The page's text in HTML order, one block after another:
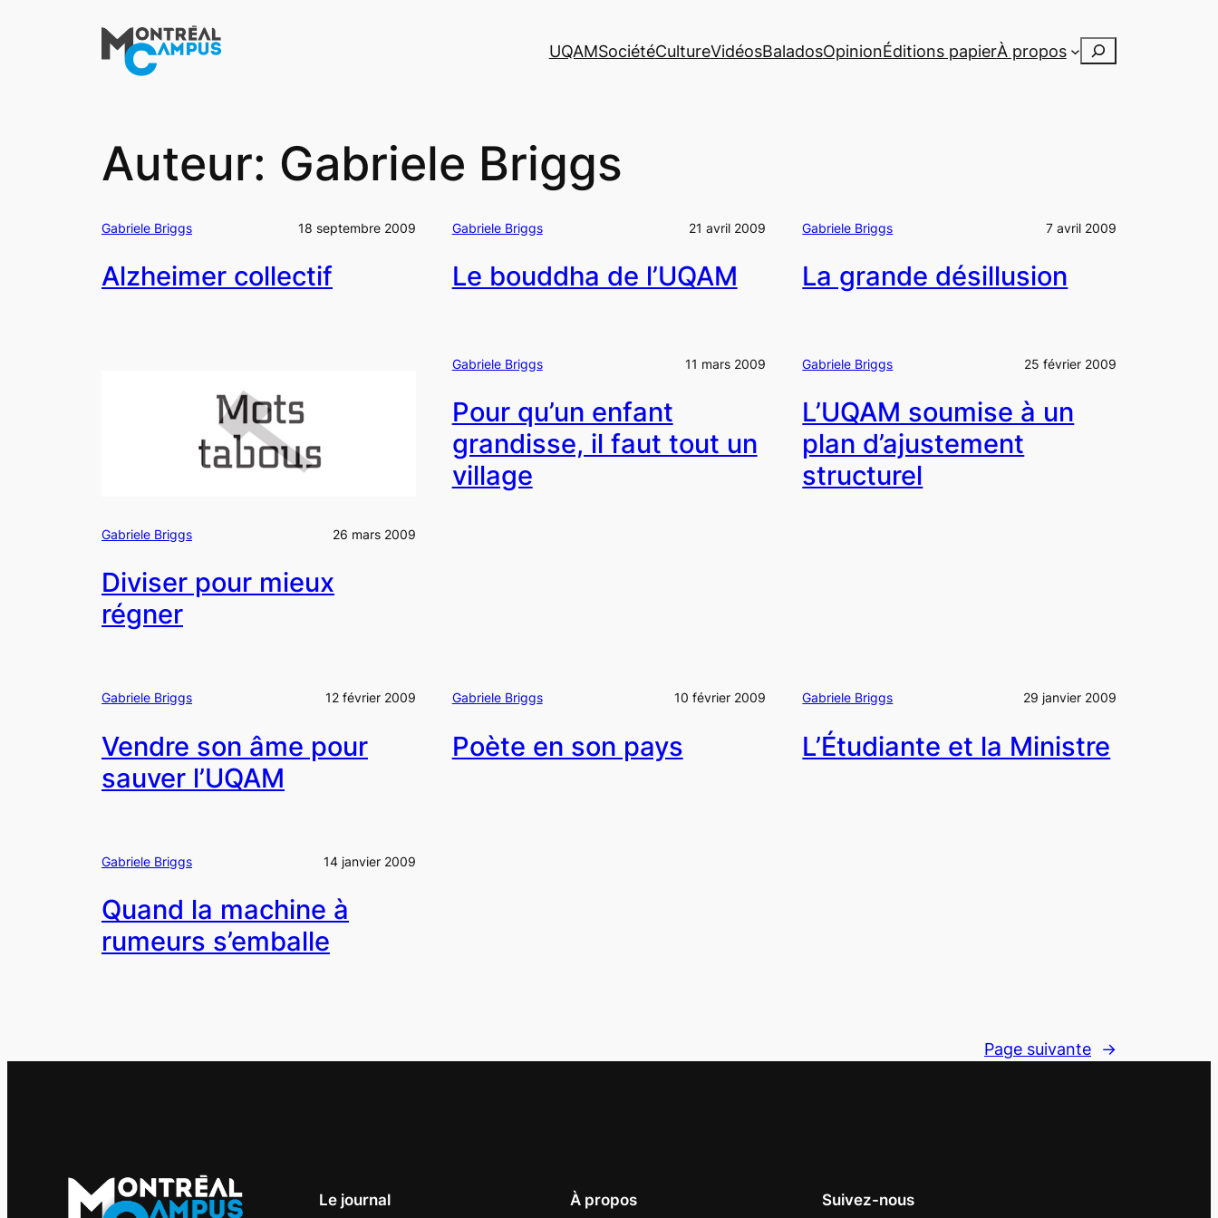
UQAMSociétéCultureVidéosBaladosOpinionÉditions papierÀ propos Rechercher
Auteur: Gabriele Briggs
Gabriele Briggs 18 septembre 2009
Alzheimer collectif
Gabriele Briggs 21 avril 2009
Le bouddha de l’UQAM
Gabriele Briggs 7 avril 2009
La grande désillusion
Gabriele Briggs 26 mars 2009
Diviser pour mieux
régner
Gabriele Briggs 11 mars 2009
Pour qu’un enfant
grandisse, il faut tout un
village
Gabriele Briggs 25 février 2009
L’UQAM soumise à un
plan d’ajustement
structurel
Gabriele Briggs 12 février 2009
Vendre son âme pour
sauver l’UQAM
Gabriele Briggs 10 février 2009
Poète en son pays
Gabriele Briggs 29 janvier 2009
L’Étudiante et la Ministre
Gabriele Briggs 14 janvier 2009
Quand la machine à
rumeurs s’emballe
Page suivante →
Le journal À propos Suivez-nous